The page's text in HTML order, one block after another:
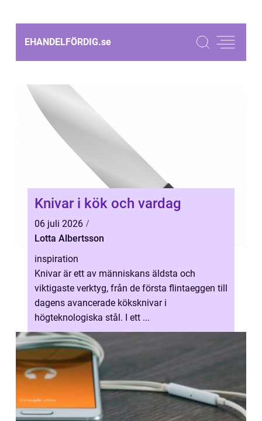
EHANDELFÖRDIG.se
Knivar i kök och vardag
06 juli 2026
Lotta Albertsson
inspiration
Knivar är ett av människans äldsta och
viktigaste verktyg, från de första flintaeggen till
dagens avancerade köksknivar i
högteknologiska stål. I ett ...